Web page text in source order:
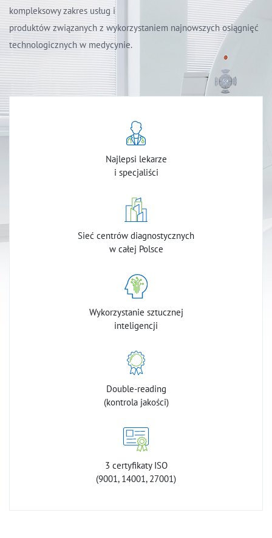
kompleksowy zakres usług i
produktów związanych z wykorzystaniem najnowszych osiągnięć
technologicznych w medycynie.
Najlepsi lekarze
i specjaliści
Sieć centrów diagnostycznych
w całej Polsce
Wykorzystanie sztucznej
inteligencji
Double-reading
(kontrola jakości)
3 certyfikaty ISO
(9001, 14001, 27001)